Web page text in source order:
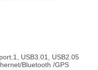
USB3.01, USB2.05
Bluetooth /GPS